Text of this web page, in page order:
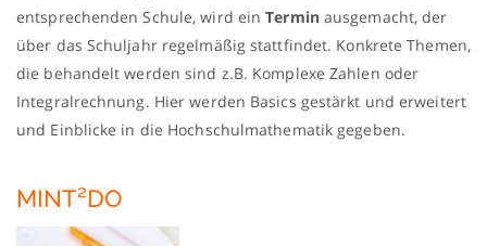
entsprechenden Schule, wird ein Terminausgemacht, der
über das Schuljahr regelmäßig stattfindet. Konkrete Themen,
die behandelt werden sind z.B. Komplexe Zahlen oder
Integralrechnung. Hier werden Basics gestärkt und erweitert
und Einblicke in die Hochschulmathematik gegeben.
MINT²DO